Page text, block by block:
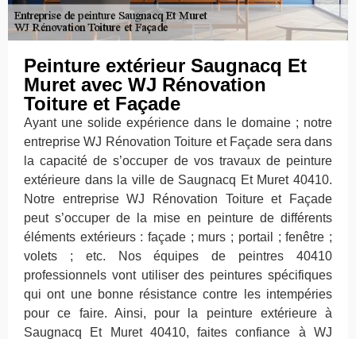
Peinture extérieur Saugnacq Et
Muret avec WJ Rénovation
Toiture et Façade
Ayant une solide expérience dans le domaine ; notre
entreprise WJ Rénovation Toiture et Façade sera dans
la capacité de s’occuper de vos travaux de peinture
extérieure dans la ville de Saugnacq Et Muret 40410.
Notre entreprise WJ Rénovation Toiture et Façade
peut s’occuper de la mise en peinture de différents
éléments extérieurs : façade ; murs ; portail ; fenêtre ;
volets ; etc. Nos équipes de peintres 40410
professionnels vont utiliser des peintures spécifiques
qui ont une bonne résistance contre les intempéries
pour ce faire. Ainsi, pour la peinture extérieure à
Saugnacq Et Muret 40410, faites confiance à WJ